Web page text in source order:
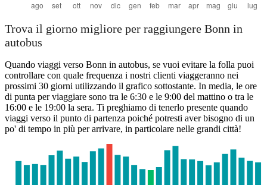
Trova il giorno migliore per raggiungere Bonn in
autobus
Quando viaggi verso Bonn in autobus, se vuoi evitare la folla puoi
controllare con quale frequenza i nostri clienti viaggeranno nei
prossimi 30 giorni utilizzando il grafico sottostante. In media, le ore
di punta per viaggiare sono tra le 6:30 e le 9:00 del mattino o tra le
16:00 e le 19:00 la sera. Ti preghiamo di tenerlo presente quando
viaggi verso il punto di partenza poiché potresti aver bisogno di un
po' di tempo in più per arrivare, in particolare nelle grandi città!